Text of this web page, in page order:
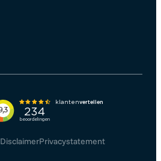
DisclaimerPrivacystatement